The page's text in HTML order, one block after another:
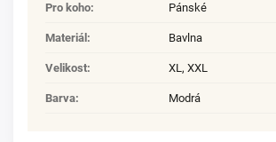
Pro koho: Pánské
Materiál : Bavlna
Velikost: XL, XXL
Barva: Modrá